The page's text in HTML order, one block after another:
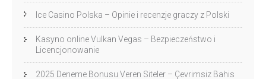
Ice Casino Polska – Opinie i recenzje graczy z Polski
Kasyno online Vulkan Vegas – Bezpieczeństwo i
Licencjonowanie
2025 Deneme Bonusu Veren Siteler – Çevrimsiz Bahis